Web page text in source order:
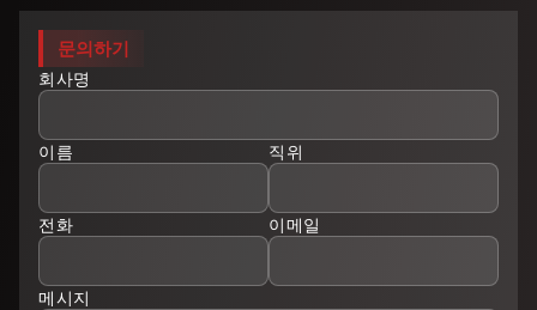
문의하기
회사명
이름 직위
전화 이메일
메시지